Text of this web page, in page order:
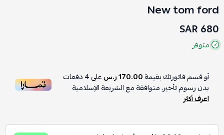
New tom ford
680 SAR
متوفر
أو قسم فاتورتك بقيمة170.00 ر.س على4دفعات
بدون رسوم تأخير، متوافقة مع الشريعة الإسلامية
اعرف أكثر